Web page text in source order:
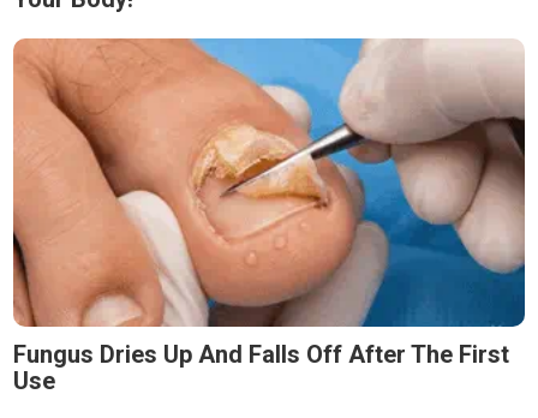
Fungus Dries Up And Falls Off After The First
Use